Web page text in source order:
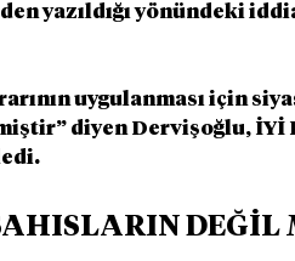
yazıldığı yönündeki
uygulanması için
diyen Dervişoğlu, İYİ